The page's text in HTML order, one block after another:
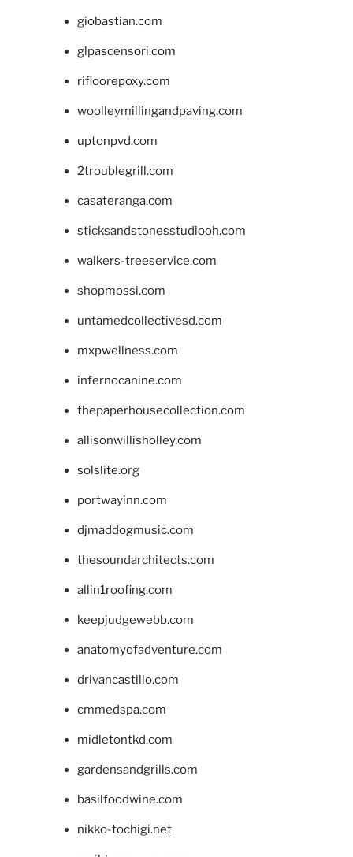
giobastian.com
glpascensori.com
rifloorepoxy.com
woolleymillingandpaving.com
uptonpvd.com
2troublegrill.com
casateranga.com
sticksandstonesstudiooh.com
walkers-treeservice.com
shopmossi.com
untamedcollectivesd.com
mxpwellness.com
infernocanine.com
thepaperhousecollection.com
allisonwillisholley.com
solslite.org
portwayinn.com
djmaddogmusic.com
thesoundarchitects.com
allin1roofing.com
keepjudgewebb.com
anatomyofadventure.com
drivancastillo.com
cmmedspa.com
midletontkd.com
gardensandgrills.com
basilfoodwine.com
nikko-tochigi.net